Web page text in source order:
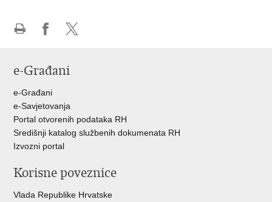
FacebookuTwitteru
e-Građani
e-Građani
e-Savjetovanja
Portal otvorenih podataka RH
Središnji katalog službenih dokumenata RH
Izvozni portal
Korisne poveznice
Vlada Republike Hrvatske